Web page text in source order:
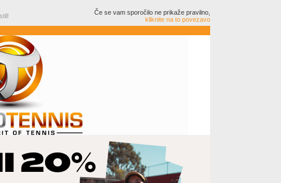
Če se vam sporočilo ne prikaže pravilno,
kliknite na to povezavo